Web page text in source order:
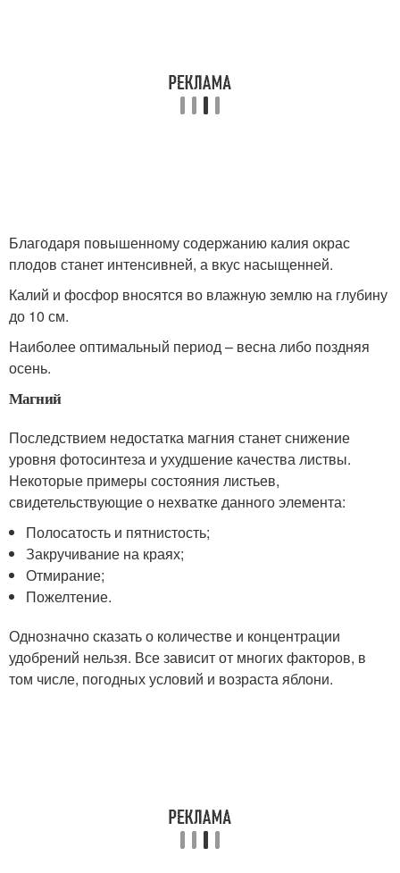
Благодаря повышенному содержанию калия окрас
плодов станет интенсивней, а вкус насыщенней.
Калий и фосфор вносятся во влажную землю на глубину
до 10 см.
Наиболее оптимальный период – весна либо поздняя
осень.
Магний
Последствием недостатка магния станет снижение
уровня фотосинтеза и ухудшение качества листвы.
Некоторые примеры состояния листьев,
свидетельствующие о нехватке данного элемента:
Полосатость и пятнистость;
Закручивание на краях;
Отмирание;
Пожелтение.
Однозначно сказать о количестве и концентрации
удобрений нельзя. Все зависит от многих факторов, в
том числе, погодных условий и возраста яблони.